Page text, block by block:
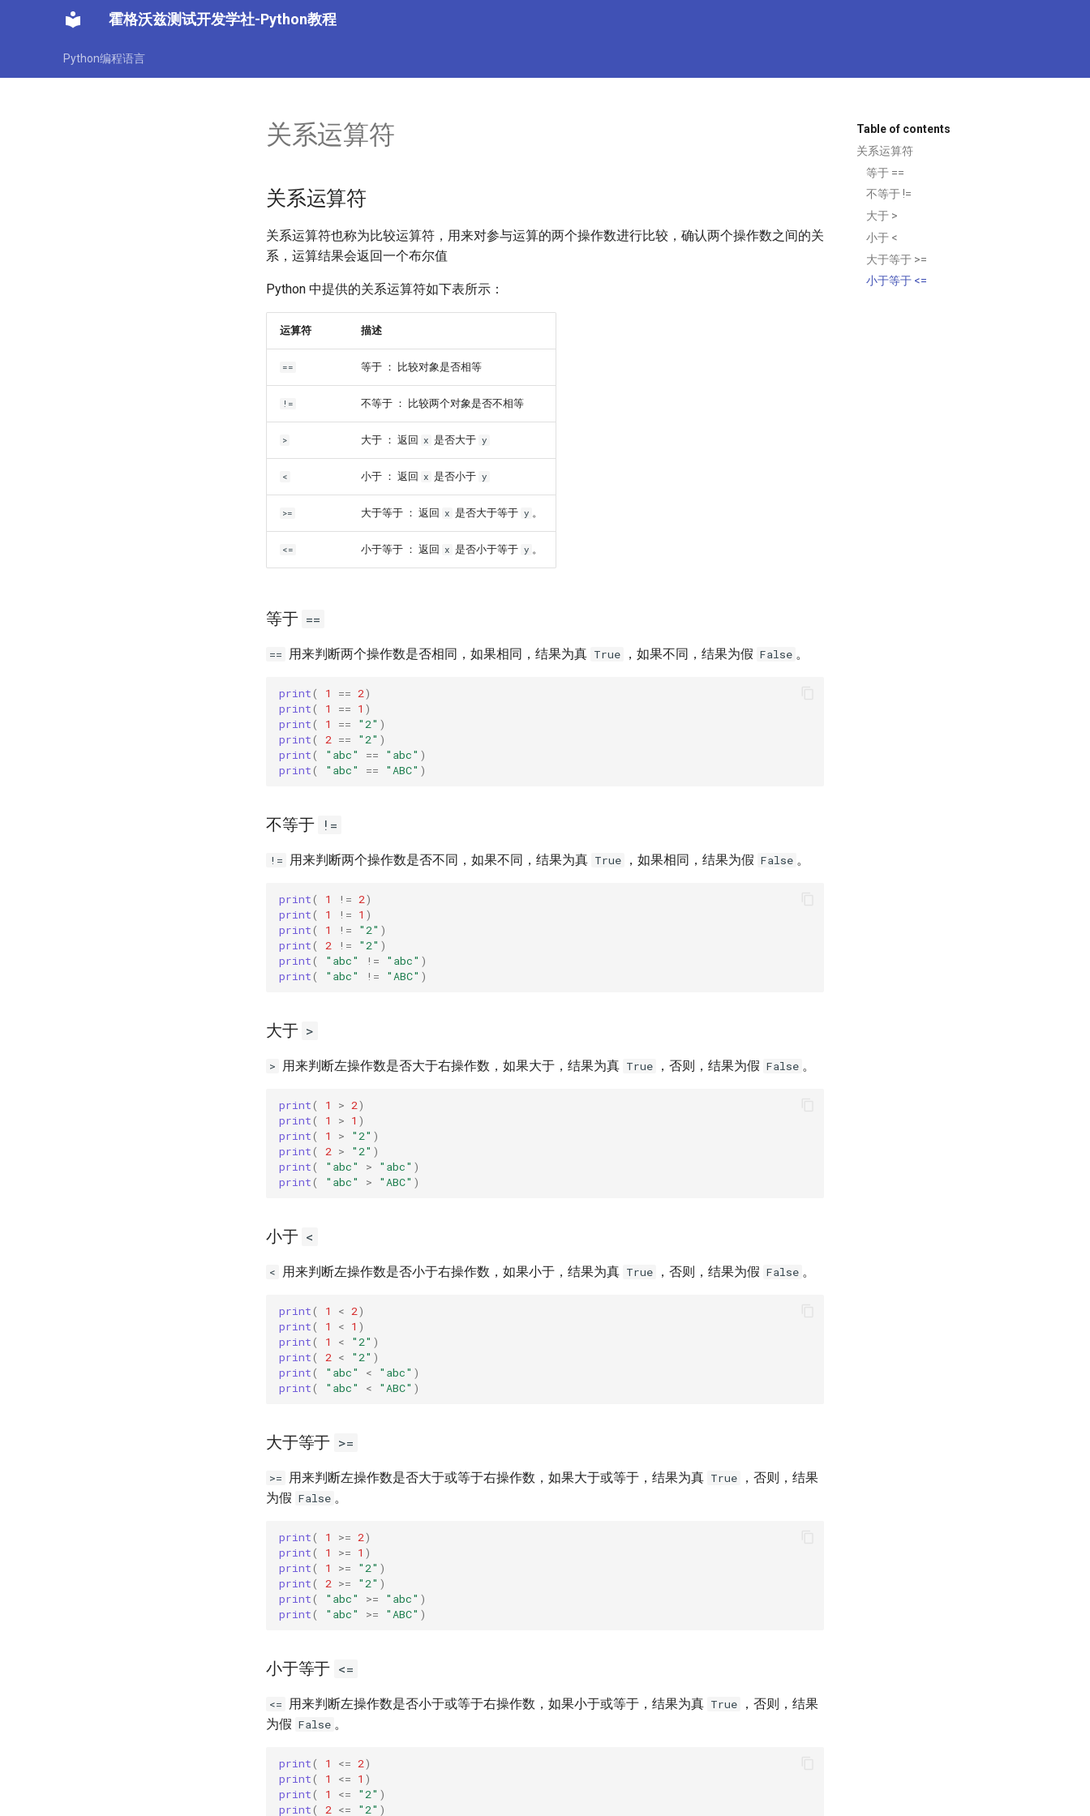
霍格沃兹测试开发学社-Python教程
Python编程语言
Table of contents
关系运算符
等于 ==
不等于 !=
大于 >
小于 <
大于等于 >=
小于等于 <=
关系运算符
关系运算符
关系运算符也称为比较运算符，用来对参与运算的两个操作数进行比较，确认两个操作数之间的关
系，运算结果会返回一个布尔值
Python 中提供的关系运算符如下表所示：
运算符 描述
== 等于 ： 比较对象是否相等
!= 不等于 ： 比较两个对象是否不相等
> 大于 ： 返回 x 是否大于 y
< 小于 ： 返回 x 是否小于 y
>= 大于等于 ： 返回 x 是否大于等于 y 。
<= 小于等于 ： 返回 x 是否小于等于 y 。
等于 ==
== 用来判断两个操作数是否相同，如果相同，结果为真 True ，如果不同，结果为假 False 。
print( 1 == 2)
print( 1 == 1 )
print( 1 == "2" )
print( 2 == "2" )
print( "abc" == "abc" )
print( "abc" == "ABC" )
不等于 !=
!= 用来判断两个操作数是否不同，如果不同，结果为真 True ，如果相同，结果为假 False 。
print( 1 != 2)
print( 1 != 1 )
print( 1 != "2" )
print( 2 != "2" )
print( "abc" != "abc" )
print( "abc" != "ABC" )
大于 >
> 用来判断左操作数是否大于右操作数，如果大于，结果为真 True ，否则，结果为假 False 。
print( 1 > 2)
print( 1 > 1 )
print( 1 > "2" )
print( 2 > "2" )
print( "abc" > "abc" )
print( "abc" > "ABC" )
小于 <
< 用来判断左操作数是否小于右操作数，如果小于，结果为真 True ，否则，结果为假 False 。
print( 1 < 2)
print( 1 < 1 )
print( 1 < "2" )
print( 2 < "2" )
print( "abc" < "abc" )
print( "abc" < "ABC" )
大于等于 >=
>= 用来判断左操作数是否大于或等于右操作数，如果大于或等于，结果为真 True
，否则，结果
为假 False 。
print( 1 >= 2)
print( 1 >= 1 )
print( 1 >= "2" )
print( 2 >= "2" )
print( "abc" >= "abc" )
print( "abc" >= "ABC" )
小于等于 <=
<= 用来判断左操作数是否小于或等于右操作数，如果小于或等于，结果为真 True
，否则，结果
为假 False 。
print( 1 <= 2)
print( 1 <= 1 )
print( 1 <= "2" )
print( 2 <= "2" )